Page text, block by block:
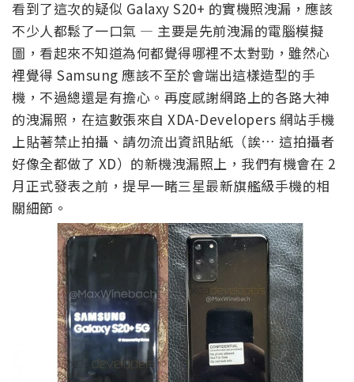
看到了這次的疑似 Galaxy S20+ 的實機照洩漏，應該
不少人都鬆了一口氣 — 主要是先前洩漏的電腦模擬
圖，看起來不知道為何都覺得哪裡不太對勁，雖然心
裡覺得 Samsung 應該不至於會端出這樣造型的手
機，不過總還是有擔心。再度感謝網路上的各路大神
的洩漏照，在這數張來自 XDA-Developers 網站手機
上貼著禁止拍攝、請勿流出資訊貼紙（誒… 這拍攝者
好像全都做了 XD）的新機洩漏照上，我們有機會在 2
月正式發表之前，提早一睹三星最新旗艦級手機的相
關細節。